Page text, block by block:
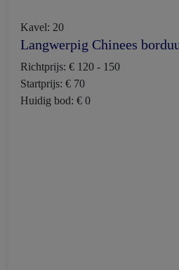
Kavel: 20
Langwerpig Chinees
Richtprijs: € 120 - 150
Startprijs: € 70
Huidig bod: € 0